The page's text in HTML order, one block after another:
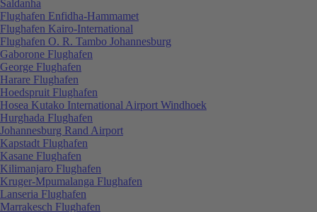
Saldanha
Flughafen Enfidha-Hammamet
Flughafen Kairo-International
Flughafen O. R. Tambo Johannesburg
Gaborone Flughafen
George Flughafen
Harare Flughafen
Hoedspruit Flughafen
Hosea Kutako International Airport Windhoek
Hurghada Flughafen
Johannesburg Rand Airport
Kapstadt Flughafen
Kasane Flughafen
Kilimanjaro Flughafen
Kruger-Mpumalanga Flughafen
Lanseria Flughafen
Marrakesch Flughafen